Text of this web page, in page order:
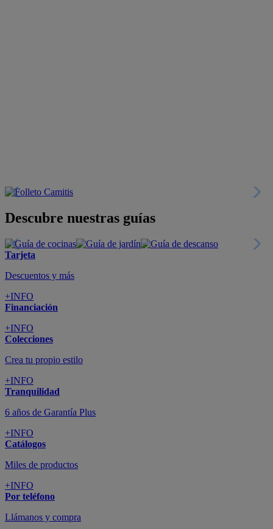
Descubre nuestras guías
Tarjeta
Descuentos y más
+INFO
Financiación
+INFO
Colecciones
Crea tu propio estilo
+INFO
Tranquilidad
6 años de Garantía Plus
+INFO
Catálogos
Miles de productos
+INFO
Por teléfono
Llámanos y compra